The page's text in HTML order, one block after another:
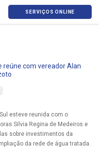
SERVIÇOS ONLINE
reúne com vereador Alan
esteve reunida com o
Silvia Regina de Medeiros e
sobre investimentos da
da rede de água tratada.